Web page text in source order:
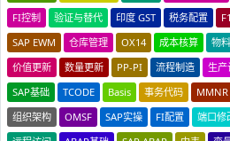
FI控制
验证与替代 印度 GST 税务配置
SAP EWM
仓库管理 OX14 成本核算 物
价值更新
数量更新 PP-PI 流程制造 生产
SAP基础
TCODE Basis 事务代码 MMNR
组织架构
OMSF SAP实操 FI配置 端口修